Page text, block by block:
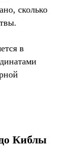
сколько
в
Киблы